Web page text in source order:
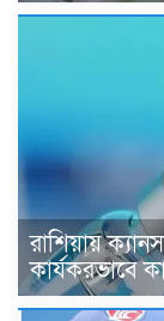
রাশিয়ায়
কার্যকরভাবে